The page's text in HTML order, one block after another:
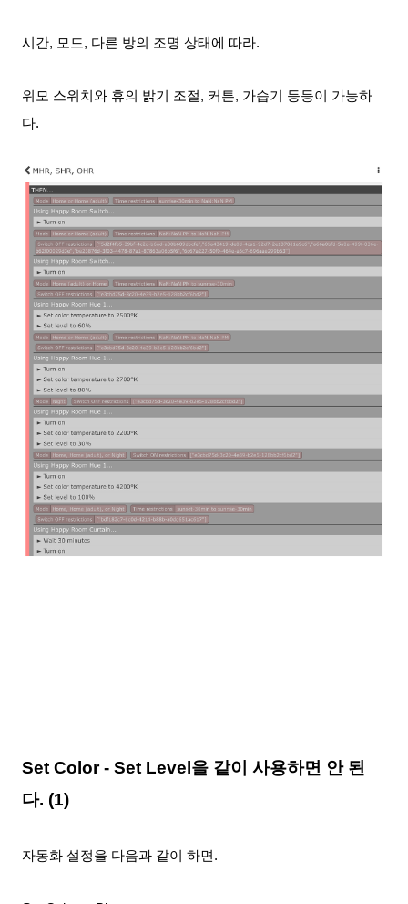
시간, 모드, 다른 방의 조명 상태에 따라.
위모 스위치와 휴의 밝기 조절, 커튼, 가습기 등등이 가능하
다.
Set Color - Set Level을 같이 사용하면 안 된
다. (1)
자동화 설정을 다음과 같이 하면.